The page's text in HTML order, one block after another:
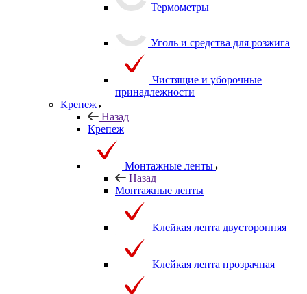
Термометры
Уголь и средства для розжига
Чистящие и уборочные
принадлежности
Крепеж
Назад
Крепеж
Монтажные ленты
Назад
Монтажные ленты
Клейкая лента двусторонняя
Клейкая лента прозрачная